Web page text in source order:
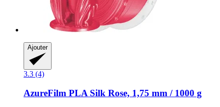
Ajouter
3.3 (4)
AzureFilm PLA Silk Rose, 1,75 mm / 1000 g